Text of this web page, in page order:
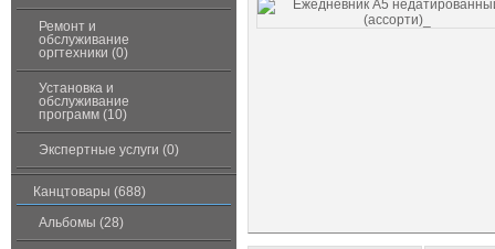
Ремонт и
обслуживание
оргтехники (0)
Установка и
обслуживание
программ (10)
Экспертные услуги (0)
Канцтовары (688)
Альбомы (28)